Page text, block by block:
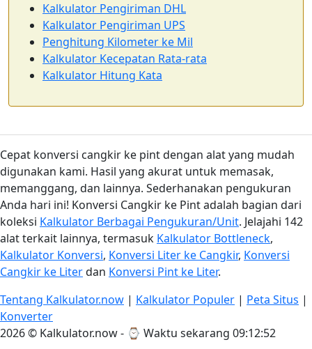
Kalkulator Pengiriman DHL
Kalkulator Pengiriman UPS
Penghitung Kilometer ke Mil
Kalkulator Kecepatan Rata-rata
Kalkulator Hitung Kata
Cepat konversi cangkir ke pint dengan alat yang mudah
digunakan kami. Hasil yang akurat untuk memasak,
memanggang, dan lainnya. Sederhanakan pengukuran
Anda hari ini! Konversi Cangkir ke Pint adalah bagian dari
koleksi Kalkulator Berbagai Pengukuran/Unit. Jelajahi 142
alat terkait lainnya, termasuk Kalkulator Bottleneck,
Kalkulator Konversi, Konversi Liter ke Cangkir, Konversi
Cangkir ke Literdan Konversi Pint ke Liter.
Tentang Kalkulator.now | Kalkulator Populer | Peta Situs |
Konverter
2026 © Kalkulator.now - ⌚ Waktu sekarang 09:12:53